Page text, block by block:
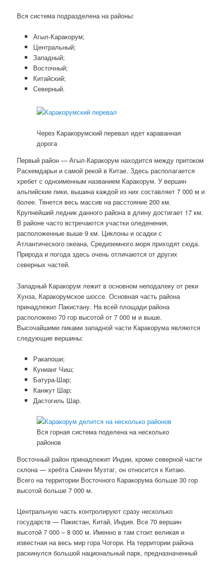
Вся система подразделена на районы:
Агыл-Каракорум;
Центральный;
Западный;
Восточный;
Китайский;
Северный.
Через Каракорумский перевал идет караванная
дорога
Первый район — Агыл-Каракорум находится между притоком
Раскемдарьи и самой рекой в Китае. Здесь располагается
хребет с одноименным названием Каракорум. У вершин
альпийские пики, вышина каждой из них составляет 7 000 м и
более. Тянется весь массив на расстояние 200 км.
Крупнейший ледник данного района в длину достигает 17 км.
В районе часто встречаются участки оледенения,
расположенные выше 9 км. Циклоны и осадки с
Атлантического океана, Средиземного моря приходят сюда.
Природа и погода здесь очень отличаются от других
северных частей.
Западный Каракорум лежит в основном неподалеку от реки
Хунза, Каракорумское шоссе. Основная часть района
принадлежит Пакистану. На всей площади района
расположено 70 гор высотой от 7 000 м и выше.
Высочайшими пиками западной части Каракорума являются
следующие вершины:
Ракапоши;
Кунианг Чиш;
Батура-Шар;
Канжут Шар;
Дастогиль Шар.
Вся горная система поделена на несколько
районов
Восточный район принадлежит Индии, кроме северной части
склона — хребта Сиачен Музтаг, он относится к Китаю.
Всего на территории Восточного Каракорума больше 30 гор
высотой больше 7 000 м.
Центральную часть контролируют сразу несколько
государств — Пакистан, Китай, Индия. Все 70 вершин
высотой 7 000 – 8 000 м. Именно в там стоит великая и
известная на весь мир гора Чогори. На территории района
раскинулся большой национальный парк, предназначенный